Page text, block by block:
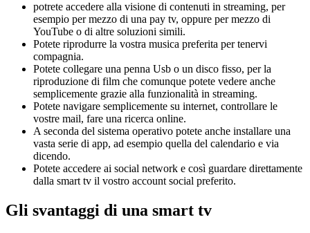
potrete accedere alla visione di contenuti in streaming, per
esempio per mezzo di una pay tv, oppure per mezzo di
YouTube o di altre soluzioni simili.
Potete riprodurre la vostra musica preferita per tenervi
compagnia.
Potete collegare una penna Usb o un disco fisso, per la
riproduzione di film che comunque potete vedere anche
semplicemente grazie alla funzionalità in streaming.
Potete navigare semplicemente su internet, controllare le
vostre mail, fare una ricerca online.
A seconda del sistema operativo potete anche installare una
vasta serie di app, ad esempio quella del calendario e via
dicendo.
Potete accedere ai social network e così guardare direttamente
dalla smart tv il vostro account social preferito.
Gli svantaggi di una smart tv